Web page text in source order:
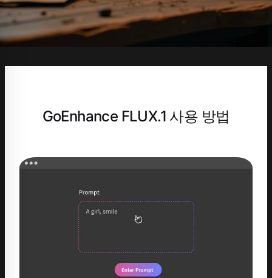
GoEnhance FLUX.1 사용 방법